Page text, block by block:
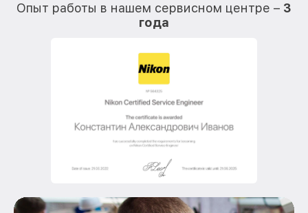
Опыт работы в нашем сервисном центре – 3
года